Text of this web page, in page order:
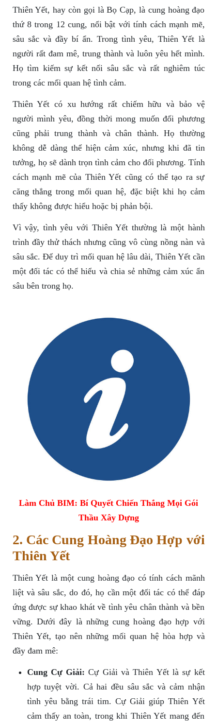
Thiên Yết, hay còn gọi là Bọ Cạp, là cung hoàng đạo
thứ 8 trong 12 cung, nổi bật với tính cách mạnh mẽ,
sâu sắc và đầy bí ẩn. Trong tình yêu, Thiên Yết là
người rất đam mê, trung thành và luôn yêu hết mình.
Họ tìm kiếm sự kết nối sâu sắc và rất nghiêm túc
trong các mối quan hệ tình cảm.
Thiên Yết có xu hướng rất chiếm hữu và bảo vệ
người mình yêu, đồng thời mong muốn đối phương
cũng phải trung thành và chân thành. Họ thường
không dễ dàng thể hiện cảm xúc, nhưng khi đã tin
tưởng, họ sẽ dành trọn tình cảm cho đối phương. Tính
cách mạnh mẽ của Thiên Yết cũng có thể tạo ra sự
căng thẳng trong mối quan hệ, đặc biệt khi họ cảm
thấy không được hiểu hoặc bị phản bội.
Vì vậy, tình yêu với Thiên Yết thường là một hành
trình đầy thử thách nhưng cũng vô cùng nồng nàn và
sâu sắc. Để duy trì mối quan hệ lâu dài, Thiên Yết cần
một đối tác có thể hiểu và chia sẻ những cảm xúc ẩn
sâu bên trong họ.
Làm Chủ BIM: Bí Quyết Chiến Thắng Mọi Gói
Thầu Xây Dựng
2. Các Cung Hoàng Đạo Hợp với
Thiên Yết
Thiên Yết là một cung hoàng đạo có tính cách mãnh
liệt và sâu sắc, do đó, họ cần một đối tác có thể đáp
ứng được sự khao khát về tình yêu chân thành và bền
vững. Dưới đây là những cung hoàng đạo hợp với
Thiên Yết, tạo nên những mối quan hệ hòa hợp và
đầy đam mê:
Cung Cự Giải: Cự Giải và Thiên Yết là sự kết
hợp tuyệt vời. Cả hai đều sâu sắc và cảm nhận
tình yêu bằng trái tim. Cự Giải giúp Thiên Yết
cảm thấy an toàn, trong khi Thiên Yết mang đến